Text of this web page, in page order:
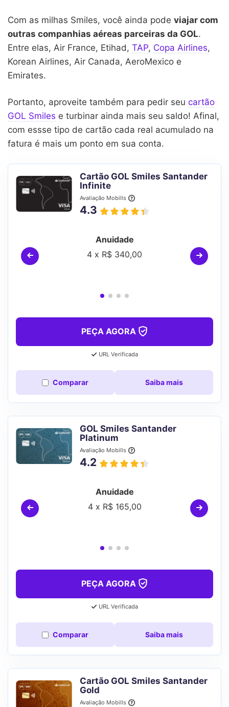
Com as milhas Smiles, você ainda pode viajar com
outras companhias aéreas parceiras da GOL.
Entre elas, Air France, Etihad, TAP, Copa Airlines,
Korean Airlines, Air Canada, AeroMexico e
Emirates.
Portanto, aproveite também para pedir seu cartão
GOL Smiles e turbinar ainda mais seu saldo! Afinal,
com essse tipo de cartão cada real acumulado na
fatura é mais um ponto em sua conta.
Cartão GOL Smiles Santander
Infinite
Avaliação Mobills
4.3
Anuidade
4 x R$ 340,00
PEÇA AGORA
URL Verificada
Comparar Saiba mais
GOL Smiles Santander
Platinum
Avaliação Mobills
4.2
Anuidade
4 x R$ 165,00
PEÇA AGORA
URL Verificada
Comparar Saiba mais
Cartão GOL Smiles Santander
Gold
Avaliação Mobills